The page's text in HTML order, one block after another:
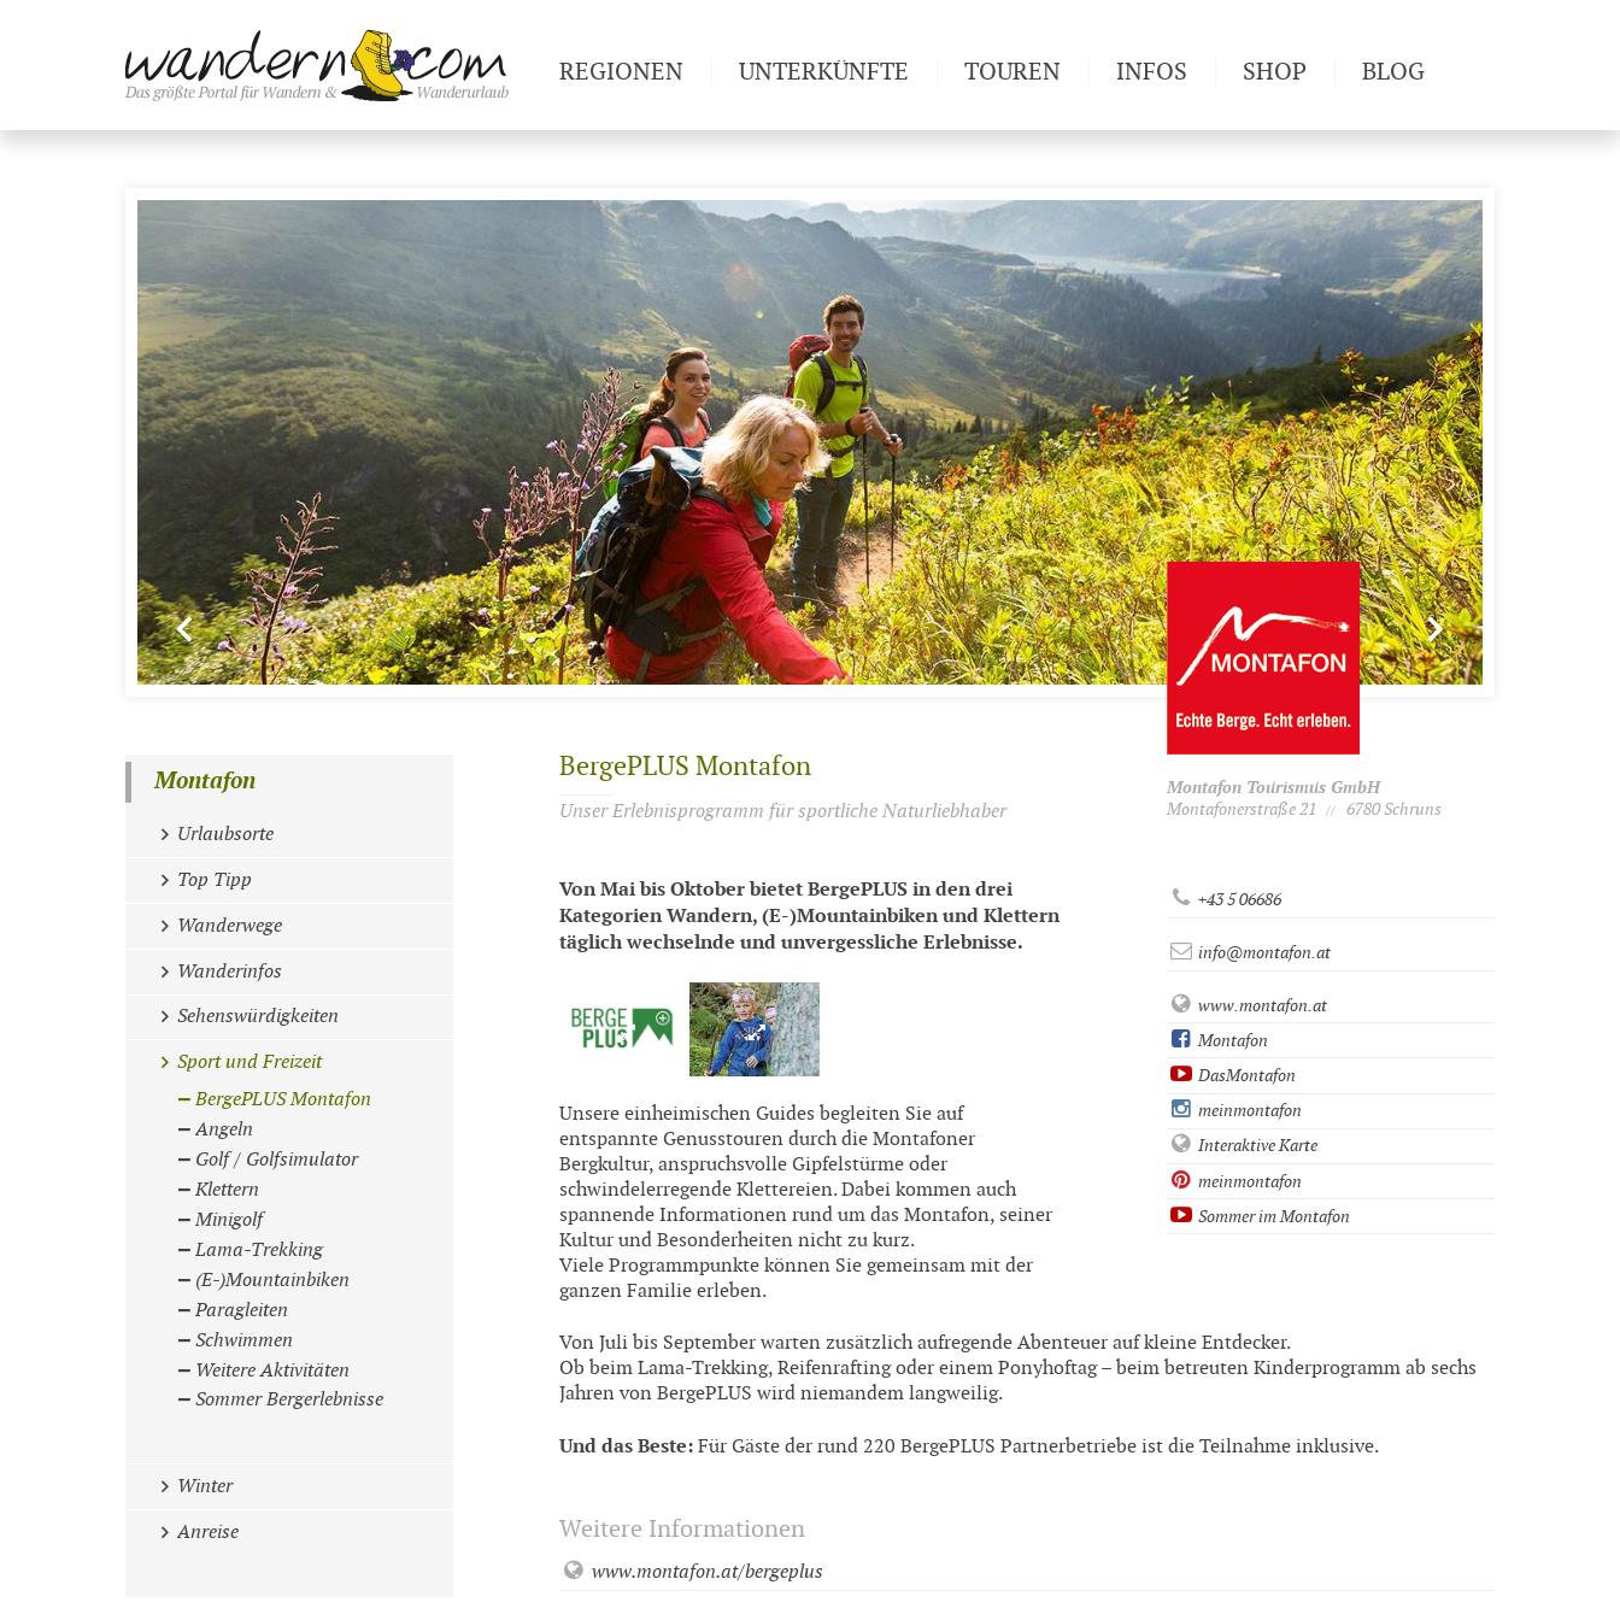
BergePLUS Montafon
Unser Erlebnisprogramm für sportliche Naturliebhaber
Von Mai bis Oktober bietet BergePLUS in den drei
Kategorien Wandern, (E-)Mountainbiken und Klettern
täglich wechselnde und unvergessliche Erlebnisse.
Unsere einheimischen Guides begleiten Sie auf
entspannte Genusstouren durch die Montafoner
Bergkultur, anspruchsvolle Gipfelstürme oder
schwindelerregende Klettereien. Dabei kommen auch
spannende Informationen rund um das Montafon, seiner
Kultur und Besonderheiten nicht zu kurz.
Viele Programmpunkte können Sie gemeinsam mit der
ganzen Familie erleben.
Von Juli bis September warten zusätzlich aufregende Abenteuer auf kleine Entdecker.
Ob beim Lama-Trekking, Reifenrafting oder einem Ponyhoftag – beim betreuten Kinderprogramm ab sechs
Jahren von BergePLUS wird niemandem langweilig.
Und das Beste: Für Gäste der rund 220 BergePLUS Partnerbetriebe ist die Teilnahme inklusive.
Weitere Informationen
www.montafon.at/bergeplus
Montafon Tourismus GmbH
Montafonerstraße 21
// 6780 Schruns
+43 5 06686
info@montafon.at
www.montafon.at
Montafon
DasMontafon
meinmontafon
Interaktive Karte
meinmontafon
Sommer im Montafon
Montafon
Urlaubsorte
Top Tipp
Wanderwege
Wanderinfos
Sehenswürdigkeiten
Sport und Freizeit
BergePLUS Montafon
Angeln
Golf / Golfsimulator
Klettern
Minigolf
Lama-Trekking
(E-)Mountainbiken
Paragleiten
Schwimmen
Weitere Aktivitäten
Sommer Bergerlebnisse
Winter
Anreise
REGIONEN UNTERKÜNFTE TOUREN INFOS
Wandertipps
Pflanzen
Newsletter
SHOP BLOG